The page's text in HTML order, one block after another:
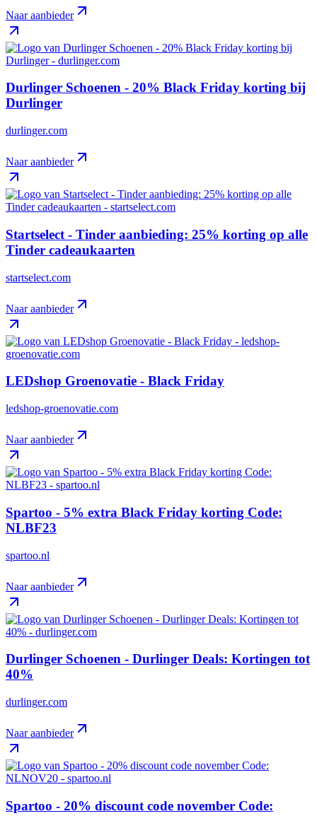
Naar aanbieder
Durlinger Schoenen - 20% Black Friday korting bij
Durlinger
durlinger.com
Naar aanbieder
Startselect - Tinder aanbieding: 25% korting op alle
Tinder cadeaukaarten
startselect.com
Naar aanbieder
LEDshop Groenovatie - Black Friday
ledshop-groenovatie.com
Naar aanbieder
Spartoo - 5% extra Black Friday korting Code:
NLBF23
spartoo.nl
Naar aanbieder
Durlinger Schoenen - Durlinger Deals: Kortingen tot
40%
durlinger.com
Naar aanbieder
Spartoo - 20% discount code november Code: